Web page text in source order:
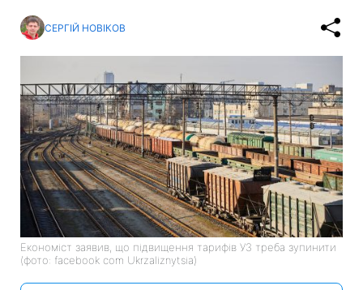
СЕРГІЙ НОВІКОВ
Економіст заявив, що підвищення тарифів УЗ треба зупинити
(фото: facebook com Ukrzaliznytsia)